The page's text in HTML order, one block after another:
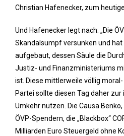
Christian Hafenecker, zum
Und Hafenecker legt nach: „Die
Skandalsumpf versunken und hat
aufgebaut, dessen Säule die
Justiz- und Finanzministeriums
ist. Diese mittlerweile völlig
Partei sollte diesen Tag daher zur
Umkehr nutzen. Die Causa Benko,
ÖVP-Spendern, die „Blackbox“
Milliarden Euro Steuergeld ohne